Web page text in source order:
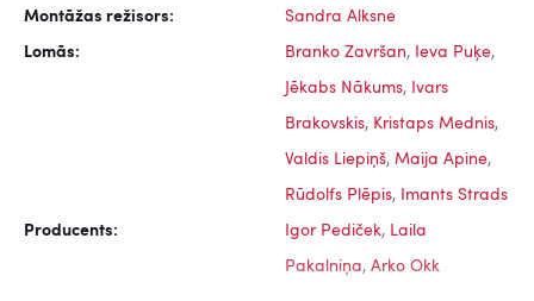
Montāžas režisors: Sandra Alksne
Lomās: Branko Završan, Ieva Puķe,
Jēkabs Nākums, Ivars
Brakovskis, Kristaps Mednis,
Valdis Liepiņš, Maija Apine,
Rūdolfs Plēpis, Imants Strads
Producents: Igor Pediček, Laila
Pakalniņa, Arko Okk